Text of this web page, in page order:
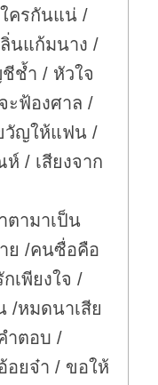
ใครกันแน่ /
นแก้มนาง /
ช้ำ / หัวใจ
ะฟ้องศาล /
วัญให้แฟน /
/ เสียงจาก
ตามาเป็น
ย /คนซื่อคือ
เพียงใจ /
/หมดนาเสีย
ำตอบ /
อยจ๋า / ขอให้